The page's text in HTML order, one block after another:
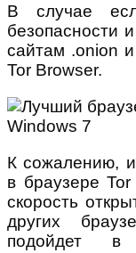
В случае
безопасности
сайтам .onion
Tor Browser.
К сожалению,
в браузере
скорость
других
подойдет в